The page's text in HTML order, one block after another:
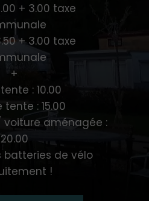
+ 3.00 taxe
+ 3.00 taxe
+
: 10.00
tente : 15.00
aménagée :
20.00
batteries de vélo
!